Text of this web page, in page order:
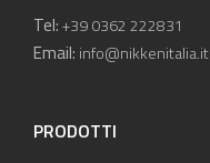
Tel:+39 0362 222831
Email: info@nikkenitalia.it
PRODOTTI